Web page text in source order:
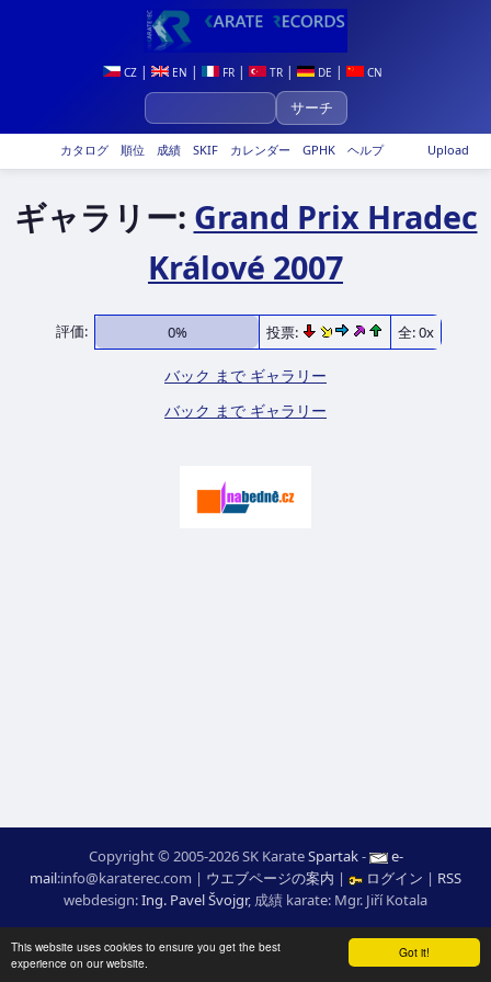
Got it!
This website uses cookies to ensure you get the best
experience on our website.
CZ| EN | FR| TR| DE | CN
Upload
カタログ 順位 成績 SKIF カレンダー GPHK ヘルプ
ギャラリー: Grand Prix Hradec
Králové 2007
評価: 0% 投票: 全: 0x
バック まで ギャラリー
バック まで ギャラリー
Copyright © 2005-2026 SK KarateSpartak-
e-
mail:moc.ceretarak@ofni | ウエブページの案内 | ログイン | RSS
webdesign:Ing. Pavel Švojgr, 成績 karate: Mgr. Jiří Kotala